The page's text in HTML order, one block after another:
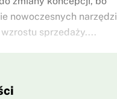
nowoczesnych narzędzi
sprzedaży....